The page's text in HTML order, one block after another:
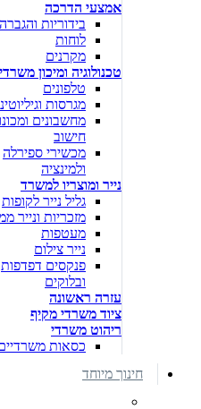
אמצעי הדרכה
בידוריות והגברה
לוחות
מקרנים
טכנולוגיה ומיכון משרדי
טלפונים
מגרסות
מחשבונים
חישוב
מכשירי ספירלה
ולמינציה
נייר ומוצריו למשרד
גליל נייר לקופות
מזכריות ונייר
מעטפות
נייר צילום
פנקסים דפדפות
ובלוקים
עזרה ראשונה
ציוד משרדי מקיף
ריהוט משרדי
כסאות
חינוך מיוחד